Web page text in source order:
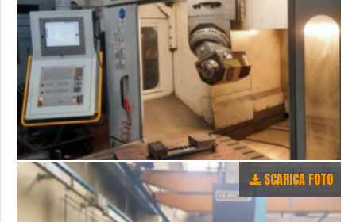
SCARICA FOTO